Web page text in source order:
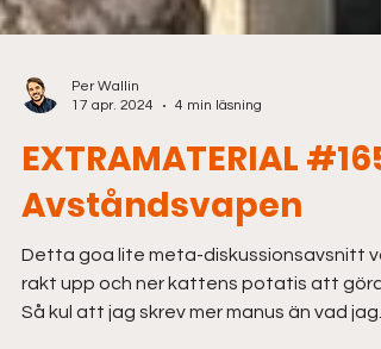
EXTRAMATERIAL #165.
Avståndsvapen
Detta goa lite meta-diskussionsavsnitt
rakt upp och ner kattens potatis att göra.